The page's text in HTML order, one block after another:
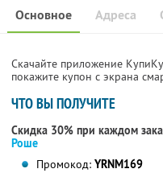
Основное Адреса
Скачайте приложение
покажите купон с экрана
ЧТО ВЫ ПОЛУЧИТЕ
Скидка 30% при каждом
Роше
Промокод: YRNM169